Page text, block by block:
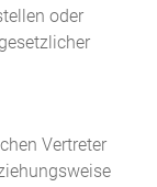
oder
Vertreter